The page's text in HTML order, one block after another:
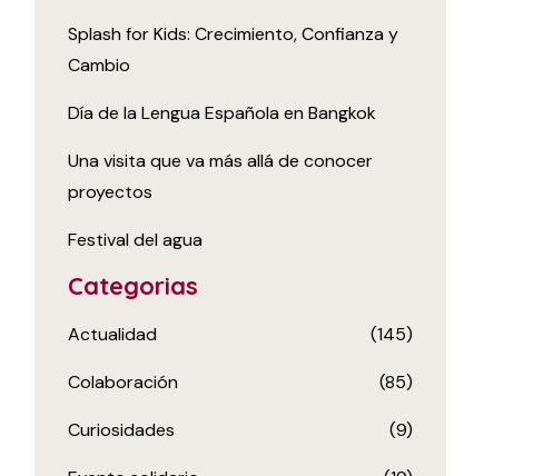
Splash for Kids: Crecimiento, Confianza y
Cambio
Día de la Lengua Española en Bangkok
Una visita que va más allá de conocer
proyectos
Festival del agua
Categorias
Actualidad (145)
Colaboración (85)
Curiosidades (9)